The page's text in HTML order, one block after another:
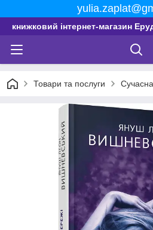
книжковий інтернет-магазин
Товари та послуги